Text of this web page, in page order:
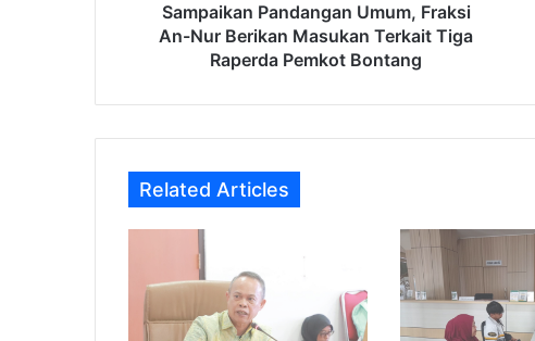
Raperda
Sampaikan Pandangan Umum, Fraksi
An-Nur Berikan Masukan Terkait Tiga
Raperda Pemkot Bontang
Related Articles